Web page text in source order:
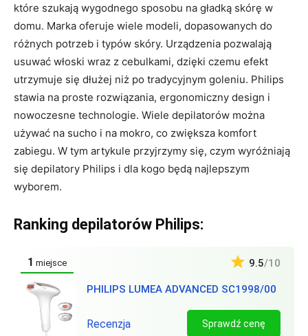
które szukają wygodnego sposobu na gładką skórę w
domu. Marka oferuje wiele modeli, dopasowanych do
różnych potrzeb i typów skóry. Urządzenia pozwalają
usuwać włoski wraz z cebulkami, dzięki czemu efekt
utrzymuje się dłużej niż po tradycyjnym goleniu. Philips
stawia na proste rozwiązania, ergonomiczny design i
nowoczesne technologie. Wiele depilatorów można
używać na sucho i na mokro, co zwiększa komfort
zabiegu. W tym artykule przyjrzymy się, czym wyróżniają
się depilatory Philips i dla kogo będą najlepszym
wyborem.
Ranking depilatorów Philips:
1 miejsce
PHILIPS LUMEA ADVANCED SC1998/00
9.5/10
Recenzja Sprawdź cenę